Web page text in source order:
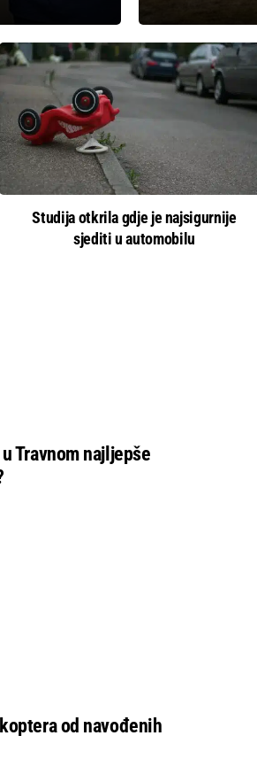
Studija otkrila gdje je najsigurnije
sjediti u automobilu
Travnom najljepše
od navođenih